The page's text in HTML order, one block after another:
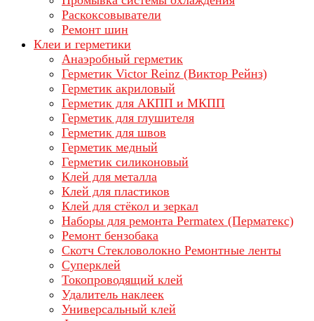
Раскоксовыватели
Ремонт шин
Клеи и герметики
Анаэробный герметик
Герметик Victor Reinz (Виктор Рейнз)
Герметик акриловый
Герметик для АКПП и МКПП
Герметик для глушителя
Герметик для швов
Герметик медный
Герметик силиконовый
Клей для металла
Клей для пластиков
Клей для стёкол и зеркал
Наборы для ремонта Permatex (Перматекс)
Ремонт бензобака
Скотч Стекловолокно Ремонтные ленты
Суперклей
Токопроводящий клей
Удалитель наклеек
Универсальный клей